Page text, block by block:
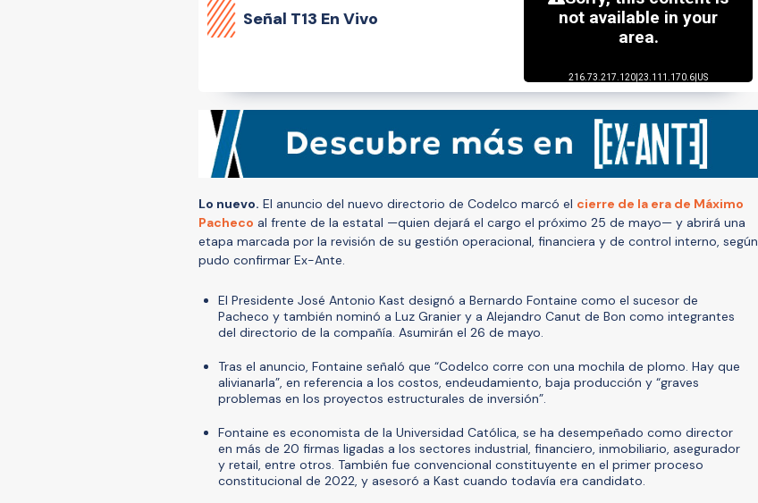
Señal T13 En Vivo
Lo nuevo. El anuncio del nuevo directorio de Codelco marcó el cierre de la era de Máximo
Pacheco al frente de la estatal —quien dejará el cargo el próximo 25 de mayo— y abrirá una
etapa marcada por la revisión de su gestión operacional, financiera y de control interno, según
pudo confirmar Ex-Ante.
El Presidente José Antonio Kast designó a Bernardo Fontaine como el sucesor de
Pacheco y también nominó a Luz Granier y a Alejandro Canut de Bon como integrantes
del directorio de la compañía. Asumirán el 26 de mayo.
Tras el anuncio, Fontaine señaló que “Codelco corre con una mochila de plomo. Hay que
alivianarla”, en referencia a los costos, endeudamiento, baja producción y “graves
problemas en los proyectos estructurales de inversión”.
Fontaine es economista de la Universidad Católica, se ha desempeñado como director
en más de 20 firmas ligadas a los sectores industrial, financiero, inmobiliario, asegurador
y retail, entre otros. También fue convencional constituyente en el primer proceso
constitucional de 2022, y asesoró a Kast cuando todavía era candidato.